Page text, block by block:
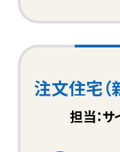
注文住宅
担当：